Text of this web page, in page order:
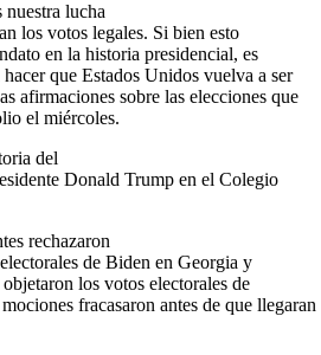
lucha
los votos legales. Si bien esto
en la historia presidencial, es
que Estados Unidos vuelva a ser
afirmaciones sobre las elecciones que
el miércoles.
del
Donald Trump en el Colegio
rechazaron
de Biden en Georgia y
los votos electorales de
fracasaron antes de que llegaran